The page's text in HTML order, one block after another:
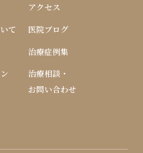
アクセス
て
医院ブログ
治療症例集
治療相談・
お問い合わせ